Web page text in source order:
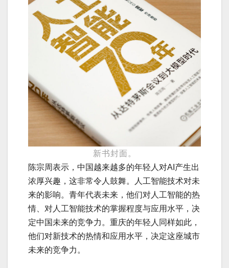
新书封面。
陈宗周表示，中国越来越多的年轻人对AI产生出
浓厚兴趣，这非常令人鼓舞。人工智能技术对未
来的影响。青年代表未来，他们对人工智能的热
情、对人工智能技术的掌握程度与应用水平，决
定中国未来的竞争力。重庆的年轻人同样如此，
他们对新技术的热情和应用水平，决定这座城市
未来的竞争力。